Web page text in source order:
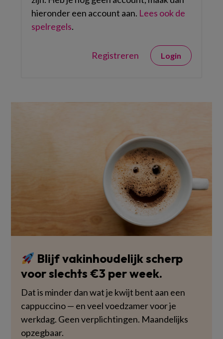
hieronder een account aan. Lees ook de
spelregels.
Registreren Login
Blijf vakinhoudelijk scherp
voor slechts €3 per week.
Dat is minder dan wat je kwijt bent aan een
cappuccino — en veel voedzamer voor je
werkdag. Geen verplichtingen. Maandelijks
opzegbaar.